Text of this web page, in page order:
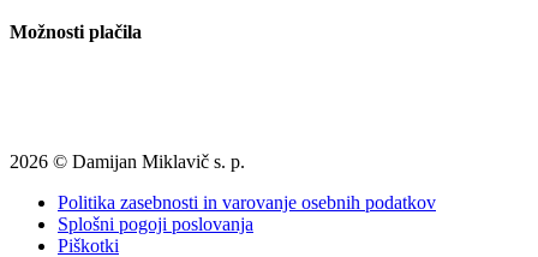
Možnosti plačila
2026 © Damijan Miklavič s. p.
Politika zasebnosti in varovanje osebnih podatkov
Splošni pogoji poslovanja
Piškotki